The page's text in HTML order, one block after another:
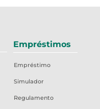
Empréstimos
Empréstimo
Simulador
Regulamento